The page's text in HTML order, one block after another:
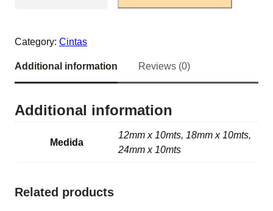
a
o
b
e
p
f
Category: Cintas
Additional information Reviews (0)
Additional information
Medida
12mm x 10mts, 18mm x 10mts,
24mm x 10mts
Related products